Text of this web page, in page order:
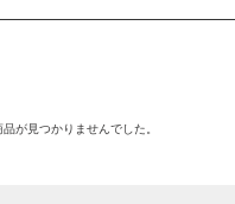
が見つかりませんでした。